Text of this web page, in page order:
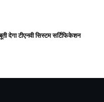
देगा टीएनवी सिस्टम सर्टिफिकेशन